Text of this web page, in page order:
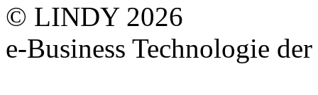
© LINDY 2026
e-Business Technologie